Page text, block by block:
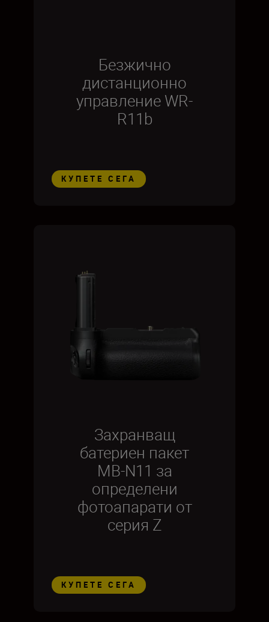
Безжично
дистанционно
управление WR-
R11b
КУПЕТЕ СЕГА
Захранващ
батериен пакет
MB-N11 за
определени
фотоапарати от
серия Z
КУПЕТЕ СЕГА